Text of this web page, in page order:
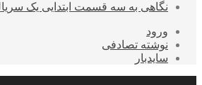
نگاهی به سه قسمت ابتدایی یک
ورود
نوشته تصادفی
سایدبار